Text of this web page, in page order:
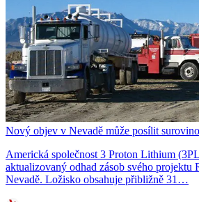
Nový objev v Nevadě může posílit
Americká společnost 3 Proton Lithium
aktualizovaný odhad zásob svého projektu
Nevadě. Ložisko obsahuje přibližně 31…